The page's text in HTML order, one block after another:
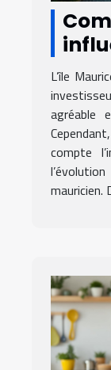
prix
L’île
agréable
compte
mauricien.